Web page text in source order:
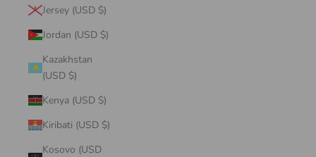
Jersey (USD $)
Jordan (USD $)
Kazakhstan
(USD $)
Kenya (USD $)
Kiribati (USD $)
Kosovo (USD